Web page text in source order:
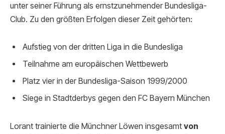
unter seiner Führung als ernstzunehmender Bundesliga-
Club. Zu den größten Erfolgen dieser Zeit gehörten:
Aufstieg von der dritten Liga in die Bundesliga
Teilnahme am europäischen Wettbewerb
Platz vier in der Bundesliga-Saison 1999/2000
Siege in Stadtderbys gegen den FC Bayern München
Lorant trainierte die Münchner Löwen insgesamt von